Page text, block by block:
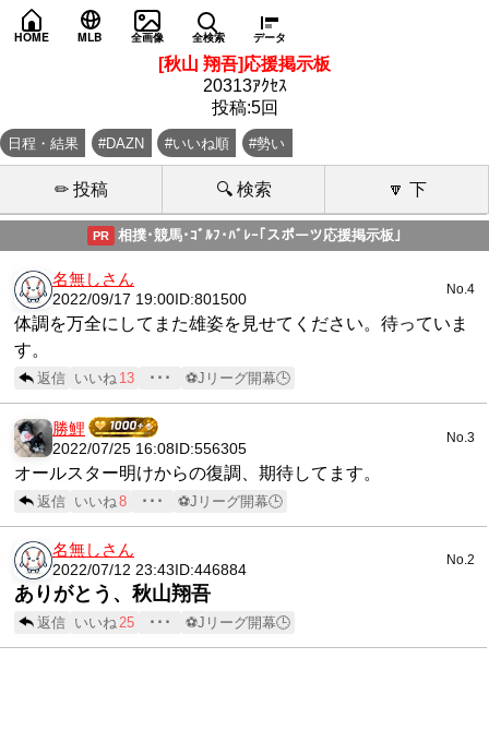
HOME MLB 全画像 全検索 データ
[秋山 翔吾]応援掲示板
20313ｱｸｾｽ
投稿:5回
日程・結果 #DAZN #いいね順 #勢い
✏ 投稿 🔍 検索 🔽 下
PR 相撲･競馬･ｺﾞﾙﾌ･ﾊﾞﾚｰ｢スポーツ応援掲示板｣
名無しさん
2022/09/17 19:00 ID:801500
No.4
体調を万全にしてまた雄姿を見せてください。待っていま
す。
返信 いいね 13 ･･･ ⚽Jリーグ開幕🕒
勝鯉
2022/07/25 16:08ID:556305
No.3
オールスター明けからの復調、期待してます。
返信 いいね 8 ･･･ ⚽Jリーグ開幕🕒
名無しさん
2022/07/12 23:43ID:446884
No.2
ありがとう、秋山翔吾
返信 いいね 25 ･･･ ⚽Jリーグ開幕🕒